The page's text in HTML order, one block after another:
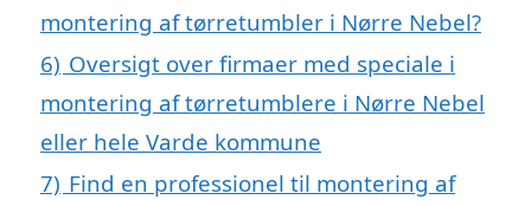
montering af tørretumbler i Nørre Nebel?
6) Oversigt over firmaer med speciale i
montering af tørretumblere i Nørre Nebel
eller hele Varde kommune
7) Find en professionel til montering af